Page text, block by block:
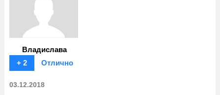
Владислава
+ 2
Отлично
03.12.2018